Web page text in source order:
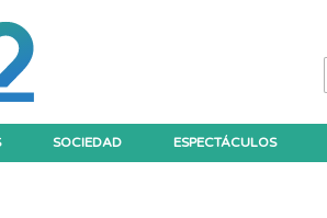
SOCIEDAD ESPECTÁCULOS